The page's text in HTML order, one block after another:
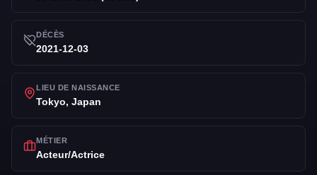
DÉCÈS
2021-12-03
LIEU DE NAISSANCE
Tokyo, Japan
MÉTIER
Acteur/Actrice